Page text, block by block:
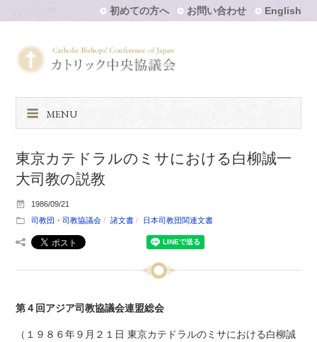
初めての方へ お問い合わせ English
MENU
東京カテドラルのミサにおける白柳誠一
大司教の説教
1986/09/21
司教団・司教協議会
諸文書 日本司教団関連文書
第４回アジア司教協議会連盟総会
（１９８６年９月２１日 東京カテドラルのミサにおける白柳誠